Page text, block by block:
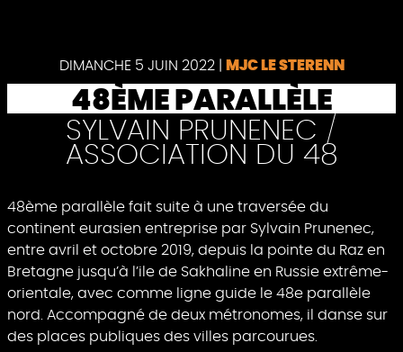
DIMANCHE 5 JUIN 2022 MJC LE STERENN
48ÈME PARALLÈLE
SYLVAIN PRUNENEC /
ASSOCIATION DU 48
48ème parallèle fait suite à une traversée du
continent eurasien entreprise par Sylvain Prunenec,
entre avril et octobre 2019, depuis la pointe du Raz en
Bretagne jusqu’à l’ile de Sakhaline en Russie extrême-
orientale, avec comme ligne guide le 48e parallèle
nord. Accompagné de deux métronomes, il danse sur
des places publiques des villes parcourues.